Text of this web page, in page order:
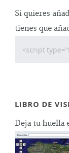
Si quieres
tienes que
LIBRO DE
Deja tu huella